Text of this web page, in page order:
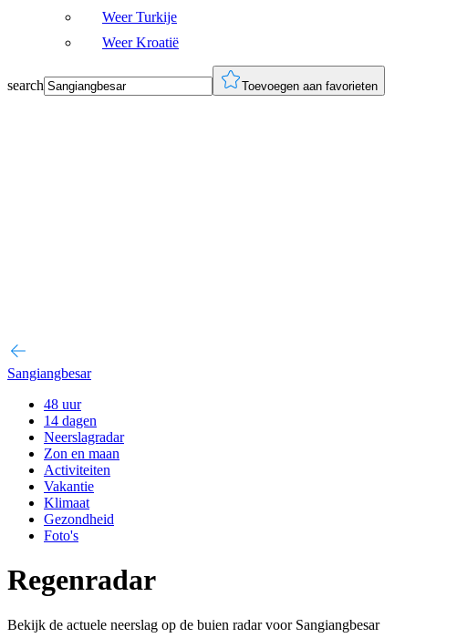
Weer Turkije
Weer Kroatië
search Toevoegen aan favorieten
Sangiangbesar
48 uur
14 dagen
Neerslagradar
Zon en maan
Activiteiten
Vakantie
Klimaat
Gezondheid
Foto's
Regenradar
Bekijk de actuele neerslag op de buien radar voor Sangiangbesar